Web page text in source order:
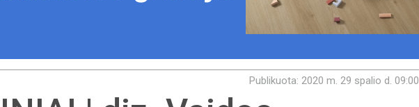
Publikuota: 2020 m. 29 spalio d. 09:00